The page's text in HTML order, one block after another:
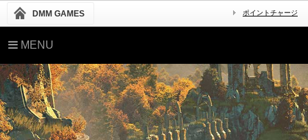
DMM GAMES ポイントチャージ
MENU